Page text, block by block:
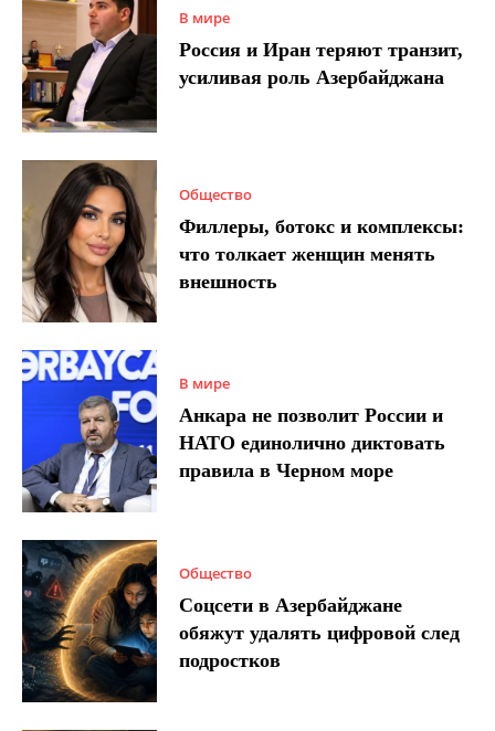
В мире
Россия и Иран теряют транзит,
усиливая роль Азербайджана
Общество
Филлеры, ботокс и комплексы:
что толкает женщин менять
внешность
В мире
Анкара не позволит России и
НАТО единолично диктовать
правила в Черном море
Общество
Соцсети в Азербайджане
обяжут удалять цифровой след
подростков